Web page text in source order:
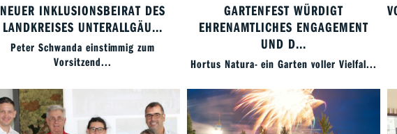
NEUER INKLUSIONSBEIRAT DES
LANDKREISES UNTERALLGÄU...
Peter Schwanda einstimmig zum
Vorsitzend...
GARTENFEST WÜRDIGT
EHRENAMTLICHES ENGAGEMENT
UND D...
Hortus Natura- ein Garten voller Vielfal...